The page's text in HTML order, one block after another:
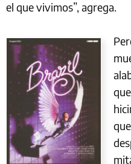
el que vivimos”, agrega.